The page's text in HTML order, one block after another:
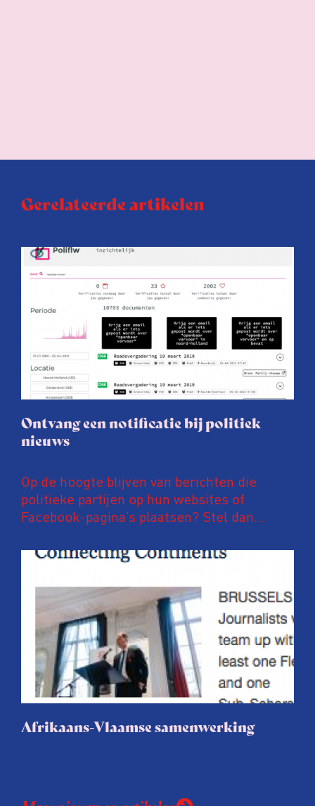
Gerelateerde artikelen
Ontvang een notificatie bij politiek
nieuws
Op de hoogte blijven van berichten die
politieke partijen op hun websites of
Facebook-pagina’s plaatsen? Stel dan
zijn meer dan 600.000 nieuwsberichten van
meer dan 800 nationale, regionale en lokale
politieke partijen te vinden. Ben je
bijvoorbeeld geïnteresseerd in
energietransitie, hoogbouw of
fietsinfrastructuur? Dan kan je eenvoudig
instellen dat je direct, elk uur of eke zes
uur een e-mail wil ontvangen over deze
zoekwoorden. Ideaal voor betrokken
bewoners, journalisten en
belangenbehartigers!
Afrikaans-Vlaamse samenwerking